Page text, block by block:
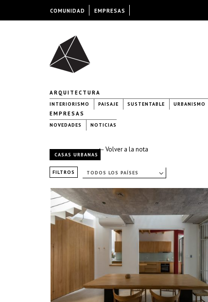
ARQUITECTURA
INTERIORISMO PAISAJE SUSTENTABLE URBANISMO
EMPRESAS
NOVEDADES NOTICIAS
← Volver a la nota
CASAS URBANAS
FILTROS TODOS LOS PAÍSES
COMUNIDAD EMPRESAS